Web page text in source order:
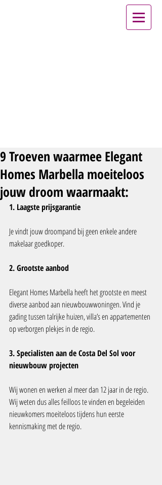
9 Troeven waarmee Elegant
Homes Marbella moeiteloos
jouw droom waarmaakt:
1. Laagste prijsgarantie
Je vindt jouw droompand bij geen enkele andere
makelaar goedkoper.
2. Grootste aanbod
Elegant Homes Marbella heeft het grootste en meest
diverse aanbod aan nieuwbouwwoningen. Vind je
gading tussen talrijke huizen, villa’s en appartementen
op verborgen plekjes in de regio.
3. Specialisten aan de Costa Del Sol voor
nieuwbouw projecten
Wij wonen en werken al meer dan 12 jaar in de regio.
Wij weten dus alles feilloos te vinden en begeleiden
nieuwkomers moeiteloos tijdens hun eerste
kennismaking met de regio.